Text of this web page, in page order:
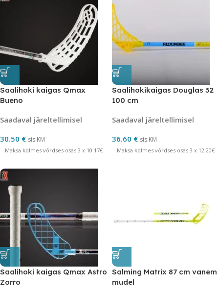
Saalihoki kaigas Qmax
Bueno
Saadaval järeltellimisel
30.50 € sis.KM
Maksa kolmes võrdses osas 3 x 10.17€
Saalihokikaigas Douglas 32
100 cm
Saadaval järeltellimisel
36.60 € sis.KM
Maksa kolmes võrdses osas 3 x 12.20€
Saalihoki kaigas Qmax Astro
Zorro
Salming Matrix 87 cm vanem
mudel